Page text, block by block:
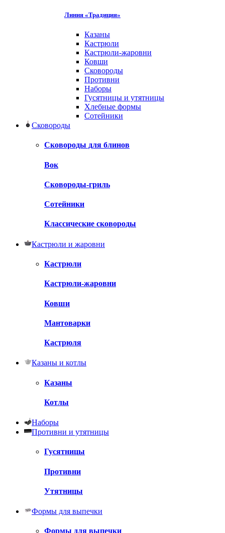
Линия «Традиция»
Казаны
Кастрюли
Кастрюли-жаровни
Ковши
Сковороды
Противни
Наборы
Гусятницы и утятницы
Хлебные формы
Сотейники
Сковороды
Сковороды для блинов
Вок
Сковороды-гриль
Сотейники
Классические сковороды
Кастрюли и жаровни
Кастрюли
Кастрюли-жаровни
Ковши
Мантоварки
Кастрюля
Казаны и котлы
Казаны
Котлы
Наборы
Противни и утятницы
Гусятницы
Противни
Утятницы
Формы для выпечки
Формы для выпечки